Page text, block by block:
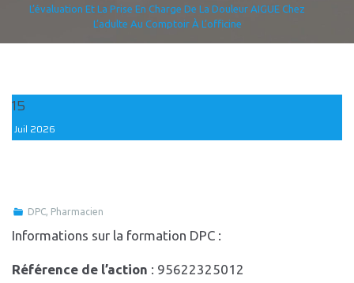
L’évaluation Et La Prise En Charge De La Douleur AIGUE Chez
L’adulte Au Comptoir À L’officine
15
Juil 2026
DPC, Pharmacien
Informations sur la formation DPC :
Référence de l’action : 95622325012